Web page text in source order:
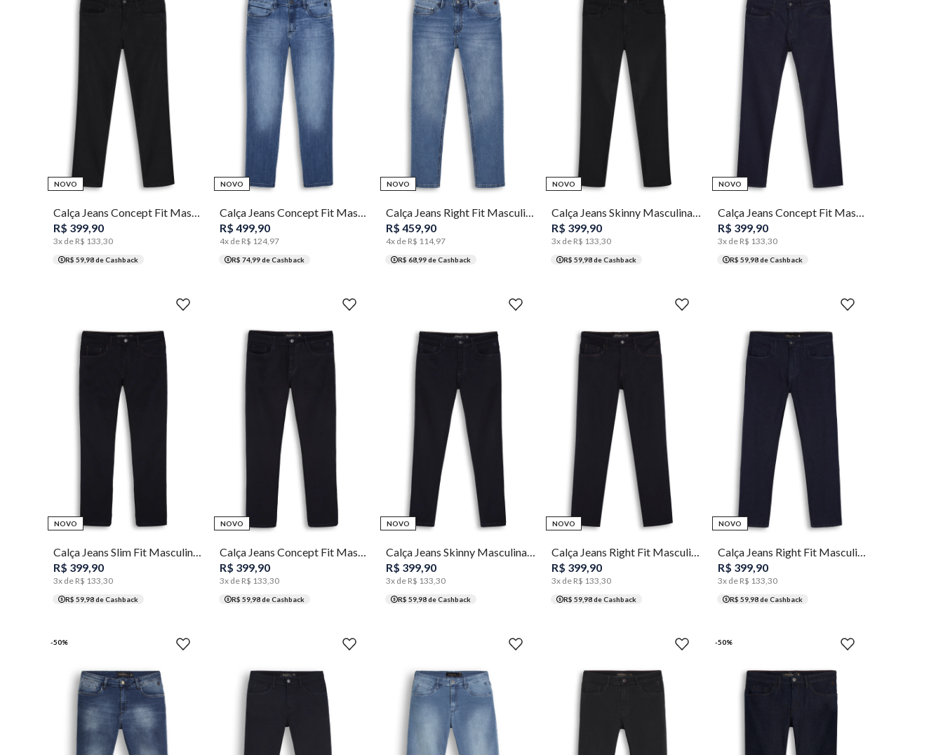
NOVO36 48
R$ 399 90
3x de R$ 133 30
R$ 59,98de Cashback
NOVO
38 40 42 46 48
R$ 499, 90
4x de R$ 124, 97
R$ 74,99de Cashback
NOVO
38 40 44 48 50
Calça Jeans Right Fit Masculina Individual
R$ 459, 90
4x de R$ 114, 97
R$ 68,99de Cashback
NOVO36 42 46 48
R$ 399 90
3x de R$ 133 ,30
R$ 59,98de Cashback
NOVO
36 38 46
R$ 399 90
3x de R$ 133 ,30
R$ 59,98de Cashback
NOVO
36 38 44
R$ 399 90
3x de R$ 133 30
R$ 59,98de Cashback
NOVO
38 42 48
R$ 399, 90
3x de R$ 133 30
R$ 59,98de Cashback
NOVO36 44 46
Calça Jeans Skinny Masculina Individual
R$ 399, 90
3x de R$ 133 30
R$ 59,98de Cashback
NOVO
40 50
R$ 399 90
3x de R$ 133 ,30
R$ 59,98de Cashback
NOVO
38 40 42 46 50
R$ 399 90
3x de R$ 133 ,30
R$ 59,98de Cashback
-50% -50%